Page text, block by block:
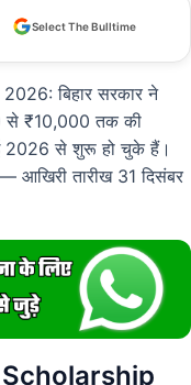
Select The Bulltime
बिहार सरकार ने
से ₹10,000 तक की
2026 से शुरू हो चुके हैं।
आखिरी तारीख 31 दिसंबर